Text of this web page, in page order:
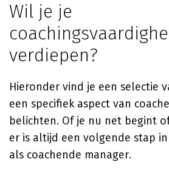
Wil je je
verdiepen?
Hieronder vind je een selectie
een specifiek aspect van
belichten. Of je nu net begint
er is altijd een volgende stap
als coachende manager.